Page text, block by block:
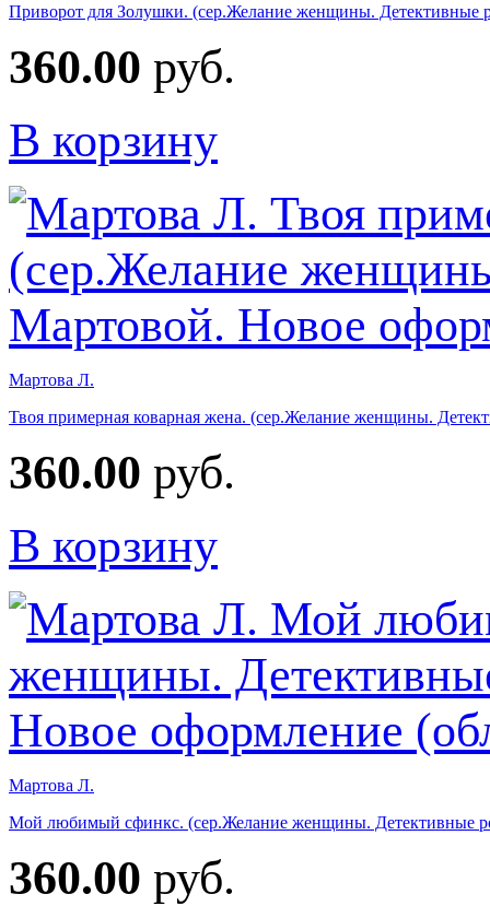
Приворот для Золушки. (сер.Желание женщины.
360.00 руб.
В корзину
Мартова Л.
Твоя примерная коварная жена. (сер.Желание женщины.
360.00 руб.
В корзину
Мартова Л.
Мой любимый сфинкс. (сер.Желание женщины. Детективные
360.00 руб.